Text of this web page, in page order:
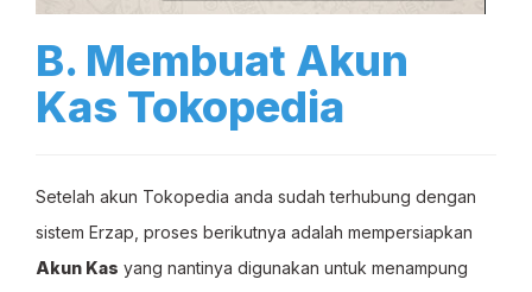
B. Membuat Akun
Kas Tokopedia
Setelah akun Tokopedia anda sudah terhubung dengan
sistem Erzap, proses berikutnya adalah mempersiapkan
Akun Kas yang nantinya digunakan untuk menampung